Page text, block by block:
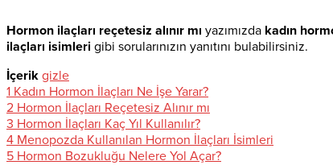
Hormon ilaçları reçetesiz alınır mı yazımızda kadın
ilaçları isimleri gibi sorularınızın yanıtını bulabilirsiniz.
İçerik gizle
1 Kadın Hormon İlaçları Ne İşe Yarar?
2 Hormon İlaçları Reçetesiz Alınır mı
3 Hormon İlaçları Kaç Yıl Kullanılır?
4 Menopozda Kullanılan Hormon İlaçları İsimleri
5 Hormon Bozukluğu Nelere Yol Açar?